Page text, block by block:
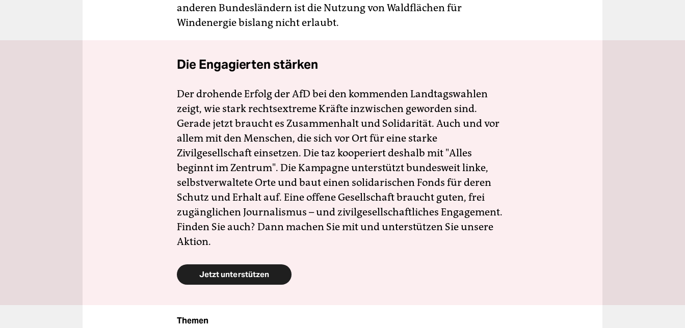
anderen Bundesländern ist die Nutzung von Waldflächen für
Windenergie bislang nicht erlaubt.
Die Engagierten stärken
Der drohende Erfolg der AfD bei den kommenden Landtagswahlen
zeigt, wie stark rechtsextreme Kräfte inzwischen geworden sind.
Gerade jetzt braucht es Zusammenhalt und Solidarität. Auch und vor
allem mit den Menschen, die sich vor Ort für eine starke
Zivilgesellschaft einsetzen. Die taz kooperiert deshalb mit "Alles
beginnt im Zentrum". Die Kampagne unterstützt bundesweit linke,
selbstverwaltete Orte und baut einen solidarischen Fonds für deren
Schutz und Erhalt auf. Eine offene Gesellschaft braucht guten, frei
zugänglichen Journalismus – und zivilgesellschaftliches Engagement.
Finden Sie auch? Dann machen Sie mit und unterstützen Sie unsere
Aktion.
Jetzt unterstützen
Themen